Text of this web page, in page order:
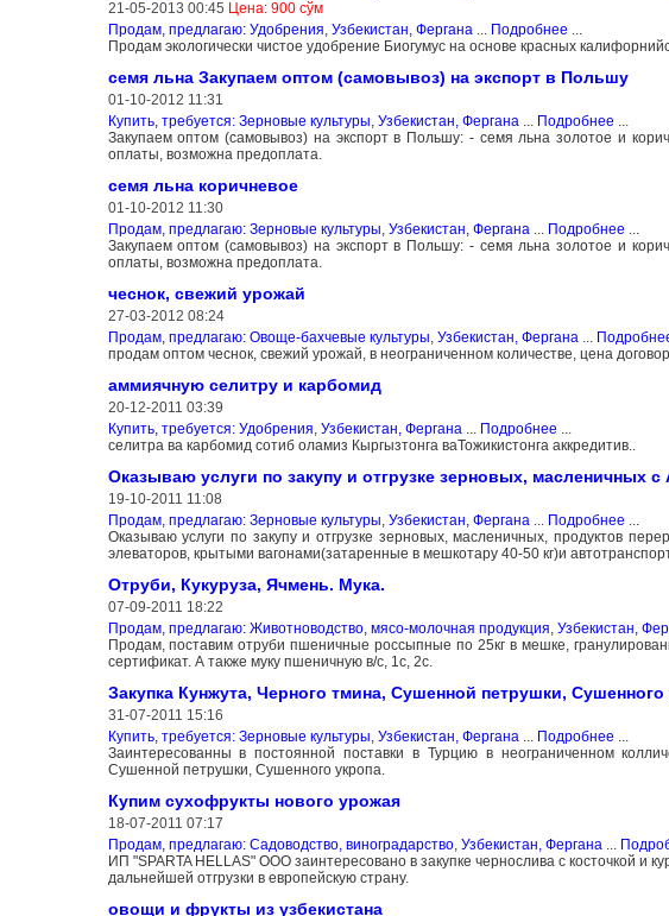
21-05-2013 00:45 Цена: 900 сўм
Продам, предлагаю: Удобрения Узбекистан, Фергана Подробнее
Продам экологически чистое удобрение Биогумус на основе красных
семя льна Закупаем оптом (самовывоз) на экспорт в Польшу
01-10-2012 11:31
Купить, требуется: Зерновые культуры Узбекистан, Фергана Подробнее
Закупаем оптом (самовывоз) на экспорт в Польшу: - семя льна золотое и
оплаты, возможна предоплата.
семя льна коричневое
01-10-2012 11:30
Продам, предлагаю: Зерновые культуры Узбекистан, Фергана Подробнее
Закупаем оптом (самовывоз) на экспорт в Польшу: - семя льна золотое и
оплаты, возможна предоплата.
чеснок, свежий урожай
27-03-2012 08:24
Продам, предлагаю: Овоще-бахчевые культуры Узбекистан, Фергана
продам оптом чеснок, свежий урожай, в неограниченном количестве, цена
аммиячную селитру и карбомид
20-12-2011 03:39
Купить, требуется: Удобрения Узбекистан, Фергана Подробнее
селитра ва карбомид сотиб оламиз Кыргызтонга ваТожикистонга аккредитив..
Оказываю услуги по закупу и отгрузке зерновых, масленичных с
19-10-2011 11:08
Продам, предлагаю: Зерновые культуры Узбекистан, Фергана Подробнее
Оказываю услуги по закупу и отгрузке зерновых, масленичных, продуктов
элеваторов, крытыми вагонами(затаренные в мешкотару 40-50 кг)и
Отруби, Кукуруза, Ячмень. Мука.
07-09-2011 18:22
Продам, предлагаю: Животноводство, мясо-молочная продукция Узбекистан,
Продам, поставим отруби пшеничные россыпные по 25кг в мешке,
сертификат. А также муку пшеничную в/с, 1с, 2с.
Закупка Кунжута, Черного тмина, Сушенной петрушки, Сушенного
31-07-2011 15:16
Купить, требуется: Зерновые культуры Узбекистан, Фергана Подробнее
Заинтересованны в постоянной поставки в Турцию в неограниченном
Сушенной петрушки, Сушенного укропа.
Купим сухофрукты нового урожая
18-07-2011 07:17
Продам, предлагаю: Садоводство, виноградарство, Узбекистан, Фергана
ИП "SPARTA HELLAS" ООО заинтересовано в закупке чернослива с косточкой и
дальнейшей отгрузки в европейскую страну.
овощи и фрукты из узбекистана